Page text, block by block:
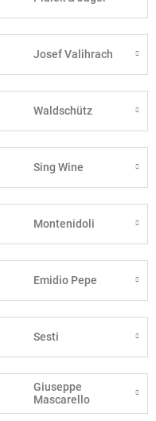
Josef Valihrach
Waldschütz
Sing Wine
Montenidoli
Emidio Pepe
Sesti
Giuseppe
Mascarello